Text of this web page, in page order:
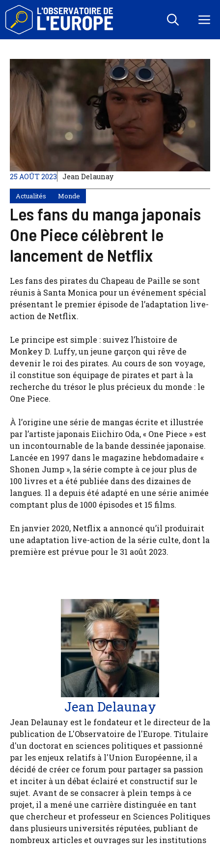
Aller
contenu
25 AOÛT 2023 Jean Delaunay
Actualités Monde
Les fans du manga japonais
One Piece célèbrent le
lancement de Netflix
Les fans des pirates du Chapeau de Paille se sont
réunis à Santa Monica pour un événement spécial
présentant le premier épisode de l’adaptation live-
action de Netflix.
Le principe est simple : suivez l’histoire de
Monkey D. Luffy, un jeune garçon qui rêve de
devenir le roi des pirates. Au cours de son voyage,
il constitue son équipage de pirates et part à la
recherche du trésor le plus précieux du monde : le
One Piece.
À l’origine une série de mangas écrite et illustrée
par l’artiste japonais Eiichiro Oda, « One Piece » est
un incontournable de la bande dessinée japonaise.
Lancée en 1997 dans le magazine hebdomadaire «
Shonen Jump », la série compte à ce jour plus de
100 livres et a été publiée dans des dizaines de
langues. Il a depuis été adapté en une série animée
comptant plus de 1000 épisodes et 15 films.
En janvier 2020, Netflix a annoncé qu’il produirait
une adaptation live-action de la série culte, dont la
première est prévue pour le 31 août 2023.
Jean Delaunay
Jean Delaunay est le fondateur et le directeur de la
publication de L'Observatoire de l'Europe. Titulaire
d'un doctorat en sciences politiques et passionné
par les enjeux relatifs à l'Union Européenne, il a
décidé de créer ce forum pour partager sa passion
et inciter à un débat éclairé et constructif sur le
sujet. Avant de se consacrer à plein temps à ce
projet, il a mené une carrière distinguée en tant
que chercheur et professeur en Sciences Politiques
dans plusieurs universités réputées, publiant de
nombreux articles et ouvrages sur les institutions